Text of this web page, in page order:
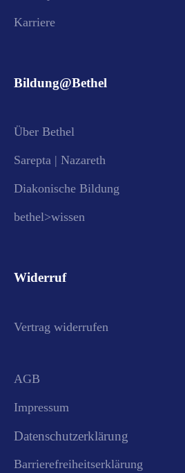
Karriere
Bildung@Bethel
Über Bethel
Sarepta | Nazareth
Diakonische Bildung
bethel>wissen
Widerruf
Vertrag widerrufen
AGB
Impressum
Datenschutzerklärung
Barrierefreiheitserklärung